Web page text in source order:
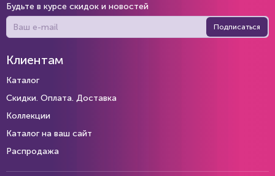
Будьте в курсе скидок и новостей
Подписаться
Клиентам
Каталог
Скидки. Оплата. Доставка
Коллекции
Каталог на ваш сайт
Распродажа